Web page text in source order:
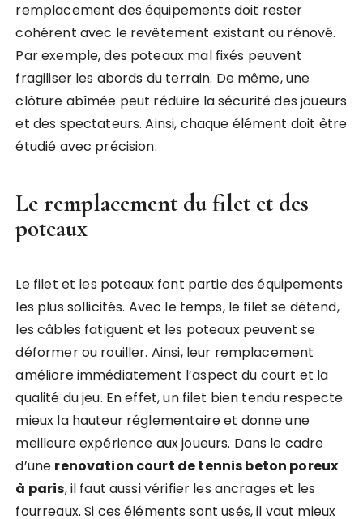
remplacement des équipements doit rester
cohérent avec le revêtement existant ou rénové.
Par exemple, des poteaux mal fixés peuvent
fragiliser les abords du terrain. De même, une
clôture abîmée peut réduire la sécurité des joueurs
et des spectateurs. Ainsi, chaque élément doit être
étudié avec précision.
Le remplacement du filet et des
poteaux
Le filet et les poteaux font partie des équipements
les plus sollicités. Avec le temps, le filet se détend,
les câbles fatiguent et les poteaux peuvent se
déformer ou rouiller. Ainsi, leur remplacement
améliore immédiatement l’aspect du court et la
qualité du jeu. En effet, un filet bien tendu respecte
mieux la hauteur réglementaire et donne une
meilleure expérience aux joueurs. Dans le cadre
d’une renovation court de tennis beton poreux
à paris, il faut aussi vérifier les ancrages et les
fourreaux. Si ces éléments sont usés, il vaut mieux